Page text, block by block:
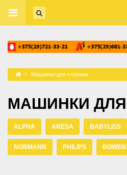
Машинки для стрижки
МАШИНКИ
ALPHA ARESA BABYLISS
NORMANN PHILIPS